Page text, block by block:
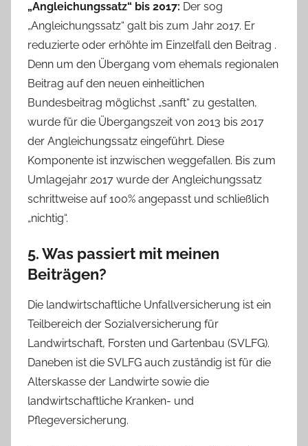
„Angleichungssatz“ bis 2017: Der sog
„Angleichungssatz“ galt bis zum Jahr 2017. Er
reduzierte oder erhöhte im Einzelfall den Beitrag .
Denn um den Übergang vom ehemals regionalen
Beitrag auf den neuen einheitlichen
Bundesbeitrag möglichst „sanft“ zu gestalten,
wurde für die Übergangszeit von 2013 bis 2017
der Angleichungssatz eingeführt. Diese
Komponente ist inzwischen weggefallen. Bis zum
Umlagejahr 2017 wurde der Angleichungssatz
schrittweise auf 100% angepasst und schließlich
„nichtig“.
5. Was passiert mit meinen
Beiträgen?
Die landwirtschaftliche Unfallversicherung ist ein
Teilbereich der Sozialversicherung für
Landwirtschaft, Forsten und Gartenbau (SVLFG).
Daneben ist die SVLFG auch zuständig ist für die
Alterskasse der Landwirte sowie die
landwirtschaftliche Kranken- und
Pflegeversicherung.